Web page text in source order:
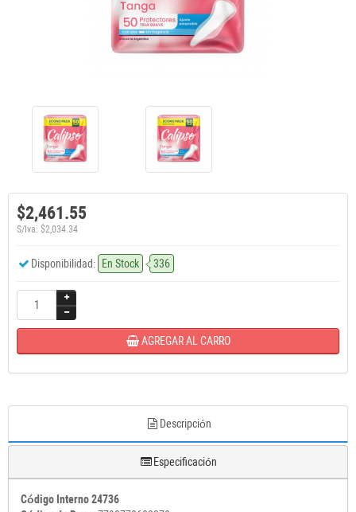
$2,461.55
S/Iva: $2,034.34
Disponibilidad: En Stock 336
AGREGAR AL CARRO
Descripción
Especificación
Código Interno 24736